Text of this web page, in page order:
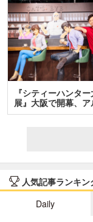
『シティーハンタ
展』大阪で開幕、ア
＆…
人気記事ランキン
Daily